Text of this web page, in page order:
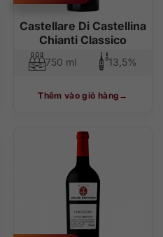
Castellare Di Castellina
Chianti Classico
750 ml 13,5%
Thêm vào giỏ hàng